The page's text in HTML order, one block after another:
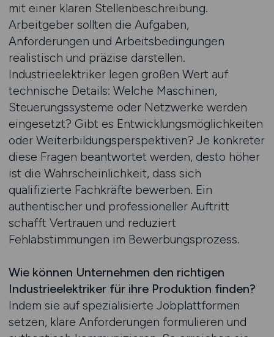
mit einer klaren Stellenbeschreibung.
Arbeitgeber sollten die Aufgaben,
Anforderungen und Arbeitsbedingungen
realistisch und präzise darstellen.
Industrieelektriker legen großen Wert auf
technische Details: Welche Maschinen,
Steuerungssysteme oder Netzwerke werden
eingesetzt? Gibt es Entwicklungsmöglichkeiten
oder Weiterbildungsperspektiven? Je konkreter
diese Fragen beantwortet werden, desto höher
ist die Wahrscheinlichkeit, dass sich
qualifizierte Fachkräfte bewerben. Ein
authentischer und professioneller Auftritt
schafft Vertrauen und reduziert
Fehlabstimmungen im Bewerbungsprozess.
Wie können Unternehmen den richtigen
Industrieelektriker für ihre Produktion finden?
Indem sie auf spezialisierte Jobplattformen
setzen, klare Anforderungen formulieren und